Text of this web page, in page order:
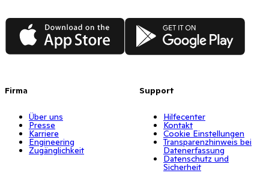
App Store Google Play
Firma
Über uns
Presse
Karriere
Engineering
Zugänglichkeit
Support
Hilfecenter
Kontakt
Cookie Einstellungen
Transparenzhinweis bei
Datenerfassung
Datenschutz und
Sicherheit